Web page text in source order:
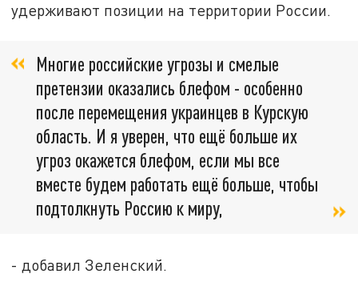
удерживают позиции на территории России.
Многие российские угрозы и смелые
претензии оказались блефом - особенно
после перемещения украинцев в Курскую
область. И я уверен, что ещё больше их
угроз окажется блефом, если мы все
вместе будем работать ещё больше, чтобы
подтолкнуть Россию к миру,
- добавил Зеленский.